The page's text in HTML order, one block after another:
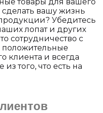
вашу жизнь
Убедитесь
лопат и других
сотрудничество с
положительные
клиента и всегда
того, что есть на